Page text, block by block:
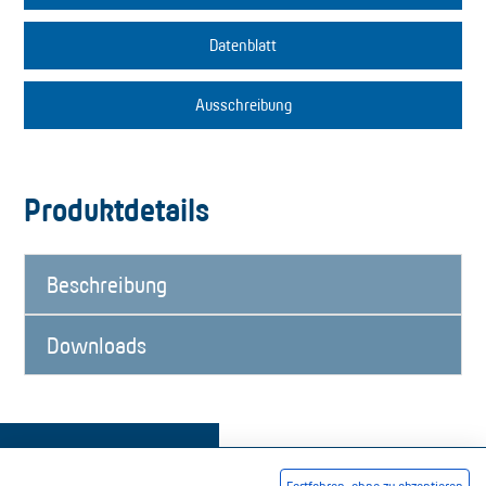
Datenblatt
Ausschreibung
Produktdetails
Beschreibung
Downloads